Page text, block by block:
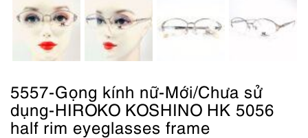
5557-Gọng kính nữ-Mới/Chưa sử
dụng-HIROKO KOSHINO HK 5056
half rim eyeglasses frame